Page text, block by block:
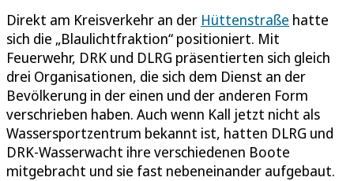
Direkt am Kreisverkehr an der Hüttenstraße hatte
sich die „Blaulichtfraktion“ positioniert. Mit
Feuerwehr, DRK und DLRG präsentierten sich gleich
drei Organisationen, die sich dem Dienst an der
Bevölkerung in der einen und der anderen Form
verschrieben haben. Auch wenn Kall jetzt nicht als
Wassersportzentrum bekannt ist, hatten DLRG und
DRK-Wasserwacht ihre verschiedenen Boote
mitgebracht und sie fast nebeneinander aufgebaut.